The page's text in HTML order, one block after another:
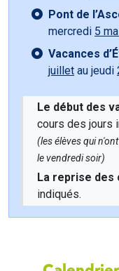
Pont de
mercredi 5
Vacances
juillet au jeudi
Le début des
cours des jours
(les élèves qui
le vendredi soir)
La reprise des
indiqués.